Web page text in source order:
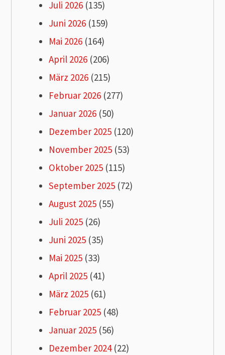
Juli 2026 (135)
Juni 2026 (159)
Mai 2026 (164)
April 2026 (206)
März 2026 (215)
Februar 2026 (277)
Januar 2026 (50)
Dezember 2025 (120)
November 2025 (53)
Oktober 2025 (115)
September 2025 (72)
August 2025 (55)
Juli 2025 (26)
Juni 2025 (35)
Mai 2025 (33)
April 2025 (41)
März 2025 (61)
Februar 2025 (48)
Januar 2025 (56)
Dezember 2024(22)